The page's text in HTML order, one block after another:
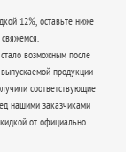
12%, оставьте ниже
возможным после
продукции
соответствующие
нашими заказчиками
от официально